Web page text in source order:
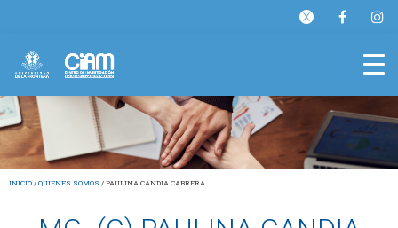
INICIO / QUIENES SOMOS / PAULINA CANDIA CABRERA